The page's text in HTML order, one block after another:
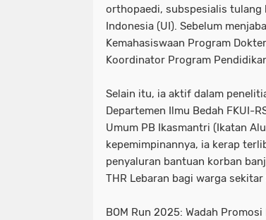
orthopaedi, subspesialis
Indonesia (UI). Sebelum
Kemahasiswaan Program
Koordinator Program
Selain itu, ia aktif dalam
Departemen Ilmu Bedah FKUI-
Umum PB Ikasmantri (Ikatan
kepemimpinannya, ia kerap
penyaluran bantuan korban
THR Lebaran bagi warga sekitar
BOM Run 2025: Wadah